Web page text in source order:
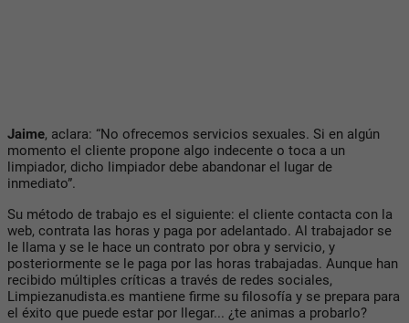
Jaime, aclara: “No ofrecemos servicios sexuales. Si en algún
momento el cliente propone algo indecente o toca a un
limpiador, dicho limpiador debe abandonar el lugar de
inmediato”.
Su método de trabajo es el siguiente: el cliente contacta con la
web, contrata las horas y paga por adelantado. Al trabajador se
le llama y se le hace un contrato por obra y servicio, y
posteriormente se le paga por las horas trabajadas. Aunque han
recibido múltiples críticas a través de redes sociales,
Limpiezanudista.es mantiene firme su filosofía y se prepara para
el éxito que puede estar por llegar... ¿te animas a probarlo?